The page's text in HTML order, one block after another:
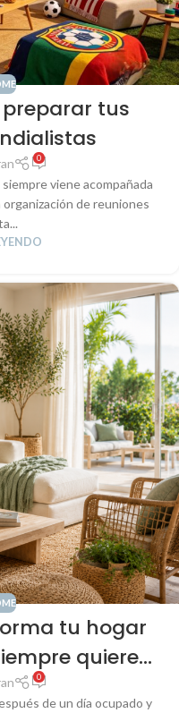
tus
0
viene acompañada
de reuniones
tu hogar
quieres
0
de un día ocupado y